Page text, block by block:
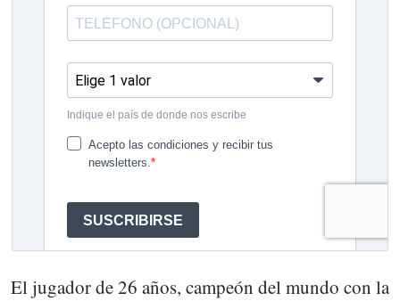
El jugador de 26 años, campeón del mundo con la